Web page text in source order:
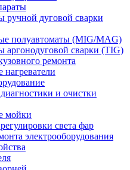
ручной дуговой сварки
полуавтоматы (MIG/MAG)
аргонодуговой сварки (TIG)
ремонта
и очистки
мойки
света фар
электрооборудования